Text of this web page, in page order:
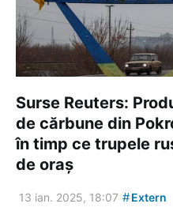
Surse Reuters:
de cărbune din
în timp ce trupele
de oraș
13 ian. 2025, 18:07 #Extern